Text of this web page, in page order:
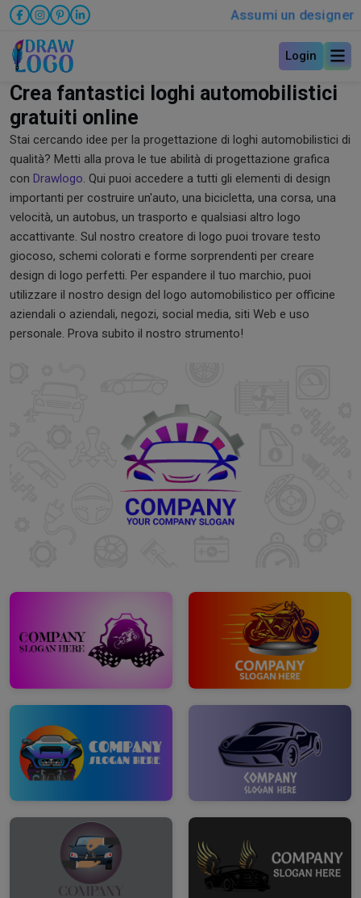
Assumi un designer
Login
Crea fantastici loghi automobilistici
gratuiti online
Stai cercando idee per la progettazione di loghi automobilistici di
qualità? Metti alla prova le tue abilità di progettazione grafica
con Drawlogo. Qui puoi accedere a tutti gli elementi di design
importanti per costruire un'auto, una bicicletta, una corsa, una
velocità, un autobus, un trasporto e qualsiasi altro logo
accattivante. Sul nostro creatore di logo puoi trovare testo
giocoso, schemi colorati e forme sorprendenti per creare
design di logo perfetti. Per espandere il tuo marchio, puoi
utilizzare il nostro design del logo automobilistico per officine
aziendali o aziendali, negozi, social media, siti Web e uso
personale. Prova subito il nostro strumento!